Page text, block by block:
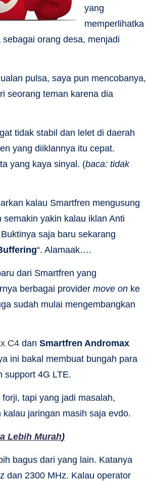
yang
memperlihatka
orang desa, menjadi
pulsa, saya pun mencobanya,
seorang teman karena dia
tidak stabil dan lelet di daerah
yang diiklannya itu cepat.
yang kaya sinyal. (baca: tidak
kalau Smartfren mengusung
semakin yakin kalau iklan Anti
saja baru sekarang
“. Alamaak….
dari Smartfren yang
berbagai provider move on ke
sudah mulai mengembangkan
C4 dan Smartfren Andromax
ini bakal membuat bungah para
support 4G LTE.
tapi yang jadi masalah,
jaringan masih saja evdo.
Lebih Murah)
bagus dari yang lain. Katanya
dan 2300 MHz. Kalau operator